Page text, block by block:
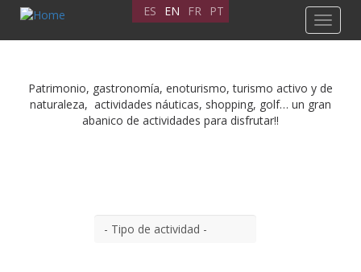
Skip
main
Toggle
ES EN FR PT
Patrimonio, gastronomía, enoturismo, turismo activo y de
naturaleza, actividades náuticas, shopping, golf… un gran
abanico de actividades para disfrutar!!